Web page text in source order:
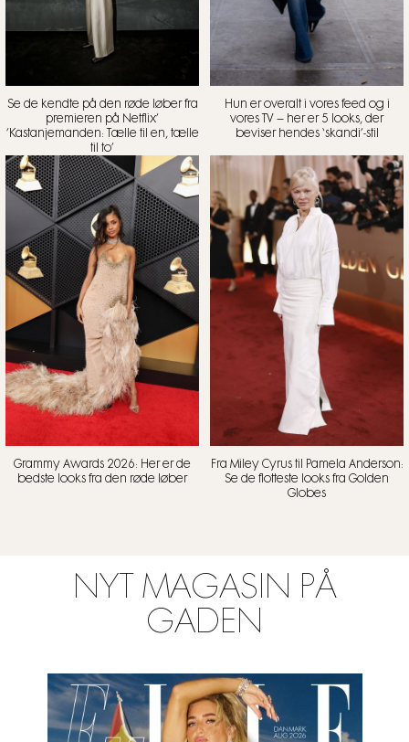
Se de kendte på den røde løber fra
premieren på Netflix’
’Kastanjemanden: Tælle til en, tælle
til to’
Hun er overalt i vores feed og i
vores TV – her er 5 looks, der
beviser hendes ‘skandi’-stil
Grammy Awards 2026: Her er de
bedste looks fra den røde løber
Fra Miley Cyrus til Pamela Anderson:
Se de flotteste looks fra Golden
Globes
NYT MAGASIN PÅ
GADEN